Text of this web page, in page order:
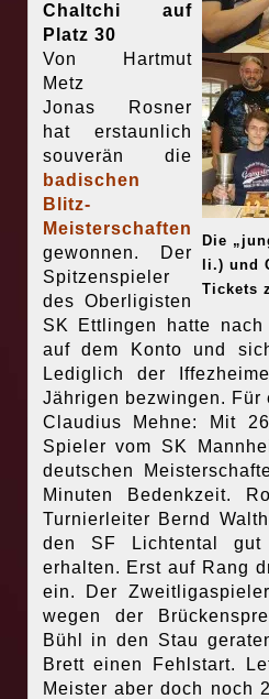
Die
li.) und
Tickets
Chaltchi auf
Platz 30
Von Hartmut
Metz
Jonas Rosner
hat erstaunlich
souverän die
badischen
Blitz-
Meisterschaften
gewonnen. Der
Spitzenspieler
des Oberligisten
SK Ettlingen hatte
auf dem Konto und
Lediglich der
Jährigen bezwingen. Für
Claudius Mehne: Mit
Spieler vom SK
deutschen
Minuten Bedenkzeit.
Turnierleiter Bernd
den SF Lichtental
erhalten. Erst auf Rang
ein.
Der
wegen der
Bühl in den Stau
Brett einen Fehlstart.
Meister aber doch noch